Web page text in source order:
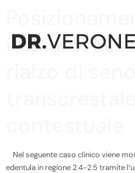
impianti
Nel seguente caso clinico viene
edentula in regione 2.4-2.5 tramite